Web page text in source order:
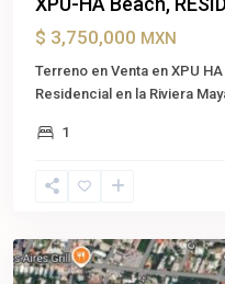
$ 3,750,000 MXN
Terreno en Venta en XPU HA
Residencial en la Riviera
1
Benito